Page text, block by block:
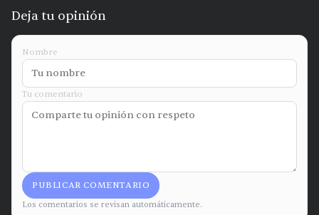
Deja tu opinión
Nombre
Tu comentario
PUBLICAR COMENTARIO
Los comentarios se revisan automáticamente.